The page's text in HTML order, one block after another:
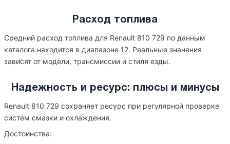
Расход топлива
Средний расход топлива для Renault 810 729 по данным
каталога находится в диапазоне 12. Реальные значения
зависят от модели, трансмиссии и стиля езды.
Надежность и ресурс: плюсы и минусы
Renault 810 729 сохраняет ресурс при регулярной проверке
систем смазки и охлаждения.
Достоинства: